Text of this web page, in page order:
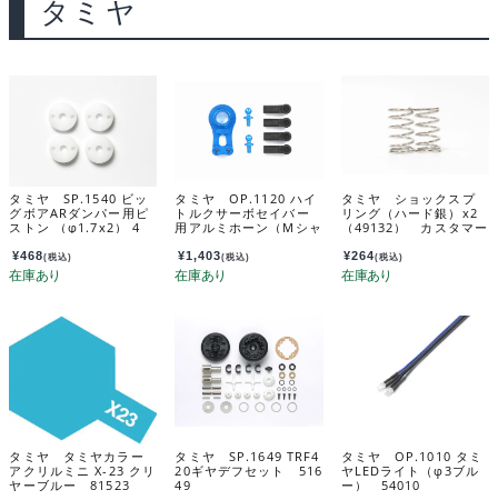
タミヤ
タミヤ SP.1540 ビッ
グボアARダンパー用ピ
ストン （φ1.7x2） 4
¥468(税込)
タミヤ OP.1120 ハイ
トルクサーボセイバー
用アルミホーン（Mシャ
¥1,403(税込)
タミヤ ショックスプ
リング（ハード銀）x2
（49132） カスタマー
699-000
¥264(税込)
タミヤ タミヤカラー
アクリルミニ X-23 クリ
ヤーブルー 81523
タミヤ SP.1649 TRF4
20ギヤデフセット 516
49
タミヤ OP.1010 タミ
ヤLEDライト（φ3ブル
ー） 54010